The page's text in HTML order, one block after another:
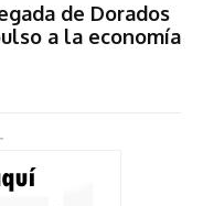
de Dorados
a la economía